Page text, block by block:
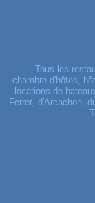
Tous les
chambre d'hôtes,
locations de
Ferret, d'Arcachon,